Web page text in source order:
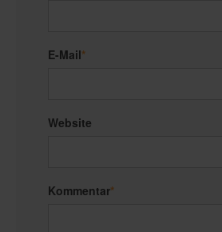
E-Mail*
Website
Kommentar*